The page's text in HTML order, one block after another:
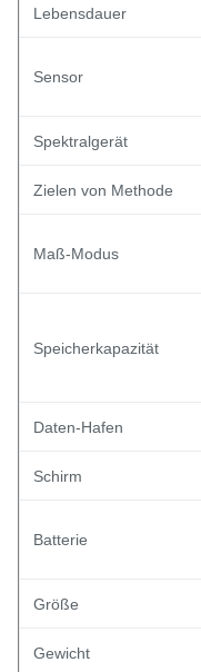
Lebensdauer
Sensor
Spektralgerät
Zielen von Methode
Maß-Modus
Speicherkapazität
Daten-Hafen
Schirm
Batterie
Größe
Gewicht